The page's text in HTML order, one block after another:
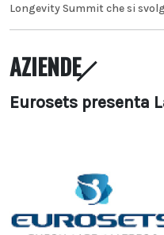
Longevity Summit che si
AZIENDE
Eurosets presenta